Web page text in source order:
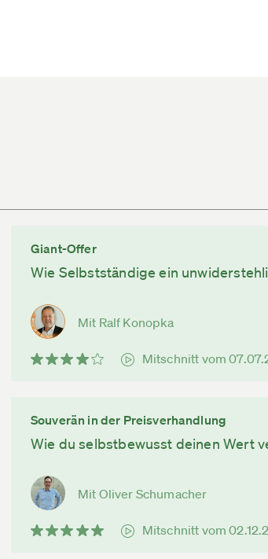
Giant-Offer
Wie Selbstständige ein
Mit Ralf Konopka
Mitschnitt vom
Souverän in der Preisverhandlung
Wie du selbstbewusst deinen Wert
Mit Oliver Schumacher
Mitschnitt vom